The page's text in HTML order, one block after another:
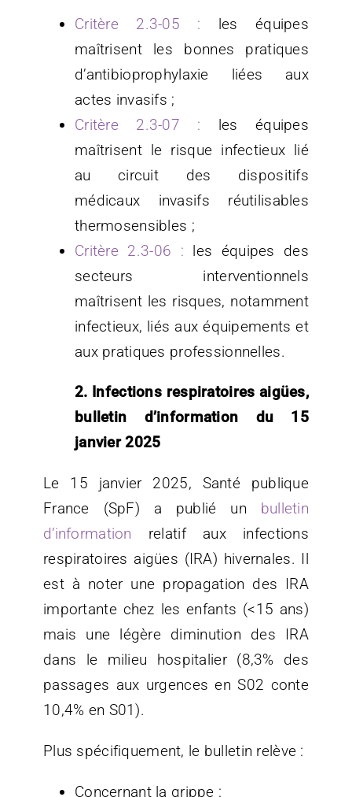
Critère 2.3-05 : les équipes
maîtrisent les bonnes pratiques
d’antibioprophylaxie liées aux
actes invasifs ;
Critère 2.3-07 : les équipes
maîtrisent le risque infectieux lié
au circuit des dispositifs
médicaux invasifs réutilisables
thermosensibles ;
Critère 2.3-06 : les équipes des
secteurs interventionnels
maîtrisent les risques, notamment
infectieux, liés aux équipements et
aux pratiques professionnelles.
2. Infections respiratoires aigües,
bulletin d’information du 15
janvier 2025
Le 15 janvier 2025, Santé publique
France (SpF) a publié un bulletin
d’information relatif aux infections
respiratoires aigües (IRA) hivernales. Il
est à noter une propagation des IRA
importante chez les enfants (<15 ans)
mais une légère diminution des IRA
dans le milieu hospitalier (8,3% des
passages aux urgences en S02 conte
10,4% en S01).
Plus spécifiquement, le bulletin relève :
Concernant la grippe :